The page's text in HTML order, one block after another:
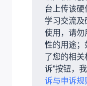
台上传该
学习交流及
使用，请勿
性的用途；
了您的相关
诉”按钮，
诉与申诉规